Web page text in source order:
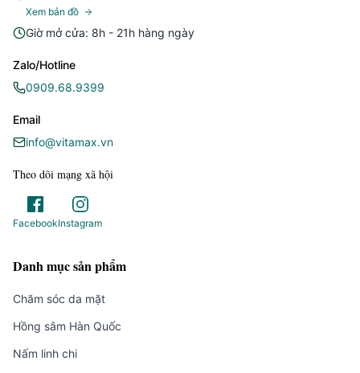
Xem bản đồ
Giờ mở cửa: 8h - 21h hàng ngày
Zalo/Hotline
0909.68.9399
Email
info@vitamax.vn
Theo dõi mạng xã hội
FacebookInstagram
Danh mục sản phẩm
Chăm sóc da mặt
Hồng sâm Hàn Quốc
Nấm linh chi